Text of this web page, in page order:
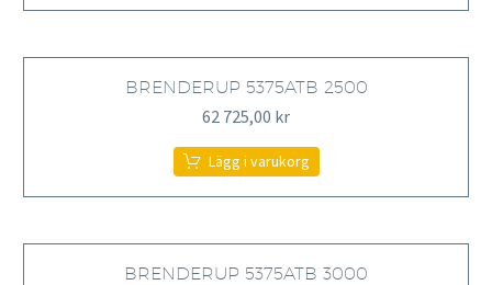
BRENDERUP 5375ATB 2500
62 725,00 kr
Lägg i varukorg
BRENDERUP 5375ATB 3000